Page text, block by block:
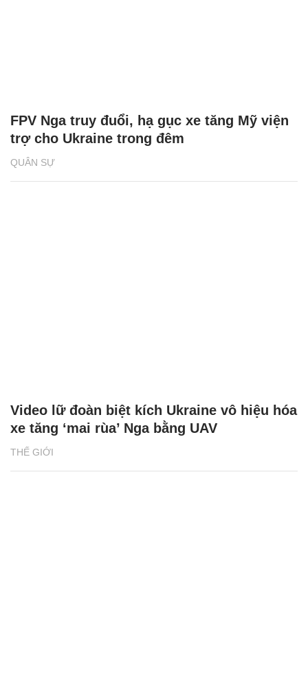
QUÂN SỰ
FPV Nga truy đuổi, hạ gục xe tăng Mỹ viện
trợ cho Ukraine trong đêm
THẾ GIỚI
Video lữ đoàn biệt kích Ukraine vô hiệu hóa
xe tăng ‘mai rùa’ Nga bằng UAV